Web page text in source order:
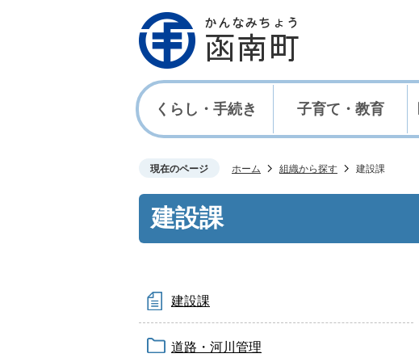
くらし・手続き 子育て・教育
現在のページ ホーム 組織から探す 建設課
建設課
建設課
道路・河川管理